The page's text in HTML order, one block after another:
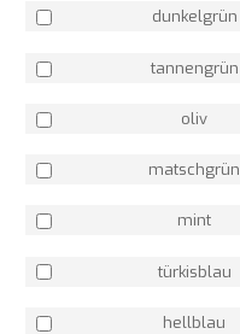
dunkelgrün
tannengrün
oliv
matschgrün
mint
türkisblau
hellblau